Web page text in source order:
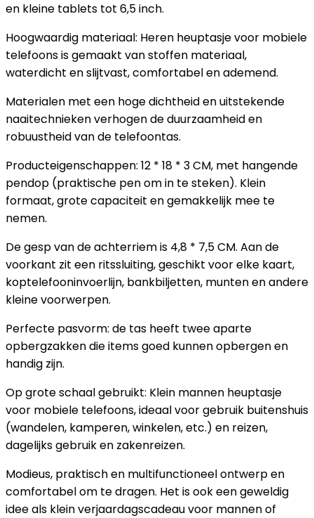
en kleine tablets tot 6,5 inch.
Hoogwaardig materiaal: Heren heuptasje voor mobiele
telefoons is gemaakt van stoffen materiaal,
waterdicht en slijtvast, comfortabel en ademend.
Materialen met een hoge dichtheid en uitstekende
naaitechnieken verhogen de duurzaamheid en
robuustheid van de telefoontas.
Producteigenschappen: 12 * 18 * 3 CM, met hangende
pendop (praktische pen om in te steken). Klein
formaat, grote capaciteit en gemakkelijk mee te
nemen.
De gesp van de achterriem is 4,8 * 7,5 CM. Aan de
voorkant zit een ritssluiting, geschikt voor elke kaart,
koptelefooninvoerlijn, bankbiljetten, munten en andere
kleine voorwerpen.
Perfecte pasvorm: de tas heeft twee aparte
opbergzakken die items goed kunnen opbergen en
handig zijn.
Op grote schaal gebruikt: Klein mannen heuptasje
voor mobiele telefoons, ideaal voor gebruik buitenshuis
(wandelen, kamperen, winkelen, etc.) en reizen,
dagelijks gebruik en zakenreizen.
Modieus, praktisch en multifunctioneel ontwerp en
comfortabel om te dragen. Het is ook een geweldig
idee als klein verjaardagscadeau voor mannen of